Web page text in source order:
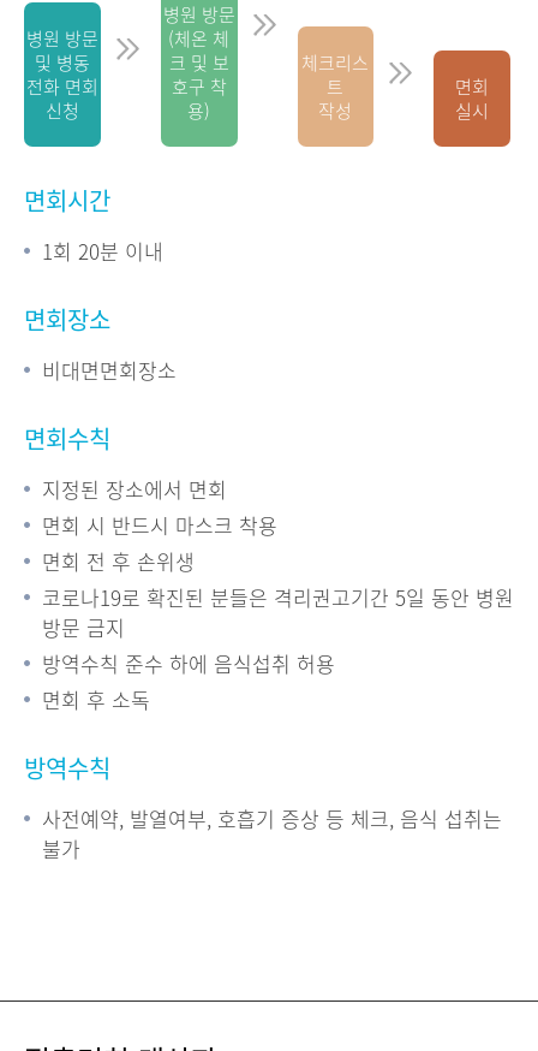
병원 방문
및 병동
전화 면회
신청
병원 방문
(체온 체
크 및 보
호구 착
용)
체크리스
트
작성
면회
실시
면회시간
1회 20분 이내
면회장소
비대면면회장소
면회수칙
지정된 장소에서 면회
면회 시 반드시 마스크 착용
면회 전 후 손위생
코로나19로 확진된 분들은 격리권고기간 5일 동안 병원
방문 금지
방역수칙 준수 하에 음식섭취 허용
면회 후 소독
방역수칙
사전예약, 발열여부, 호흡기 증상 등 체크, 음식 섭취는
불가